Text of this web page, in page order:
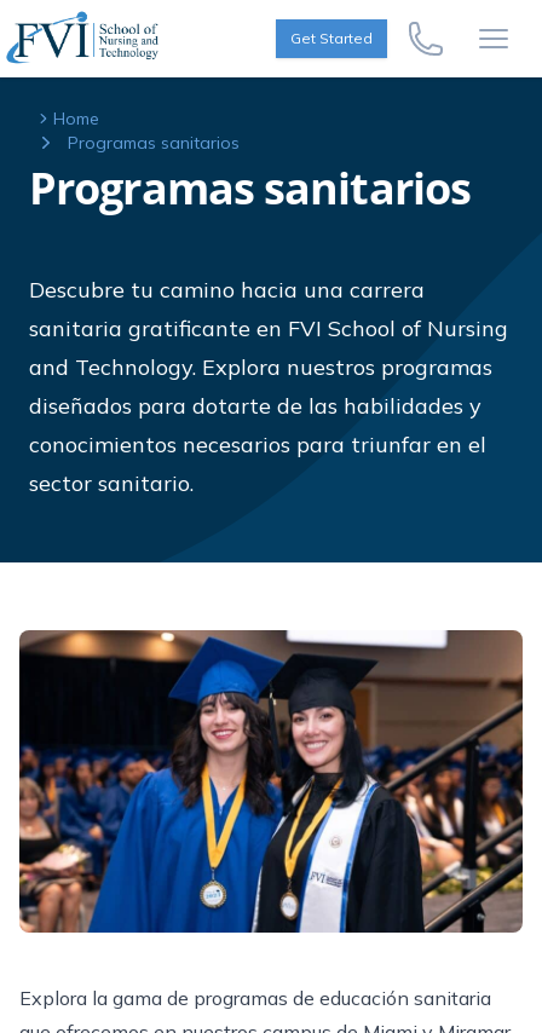
Skip to content
FVI School of Nursing
Get Started
Call Us Now
Home
Programas sanitarios
Programas sanitarios
Descubre tu camino hacia una carrera
sanitaria gratificante en FVI School of Nursing
and Technology. Explora nuestros programas
diseñados para dotarte de las habilidades y
conocimientos necesarios para triunfar en el
sector sanitario.
Explora la gama de programas de educación sanitaria